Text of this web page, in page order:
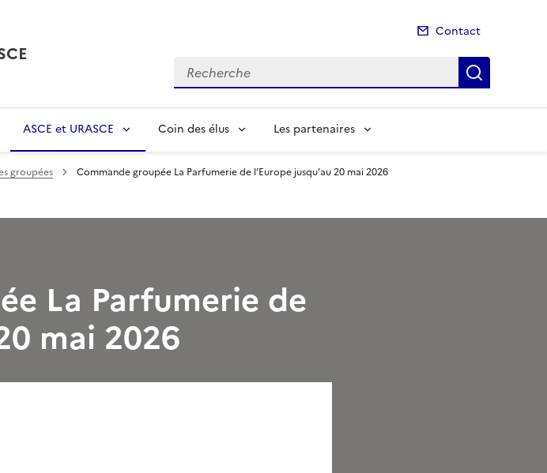
Contact
Recherche
ASCE et URASCE Coin des élus Les partenaires
groupées Commande groupée La Parfumerie de l’Europe jusqu’au 20 mai 2026
La Parfumerie de
mai 2026